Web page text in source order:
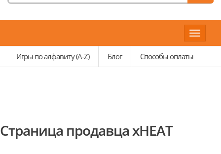
Toggle
Игры по алфавиту (A-Z)
Блог Способы оплаты
Страница продавца xHEAT